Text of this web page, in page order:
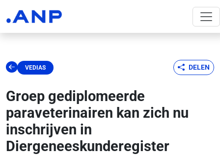
VEDIAS DELEN
Groep gediplomeerde
paraveterinairen kan zich nu
inschrijven in
Diergeneeskunderegister